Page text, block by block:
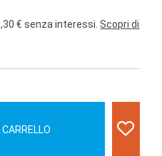
€ senza interessi.Scopri di
CARRELLO